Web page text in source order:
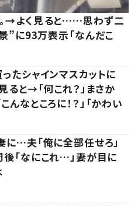
→よく見ると……思わず二
”に93万表示「なんだこ
たシャインマスカットに
ると→「何これ？」まさか
んなところに！？」「かわい
…夫「俺に全部任せろ」
「なにこれ…」妻が目に